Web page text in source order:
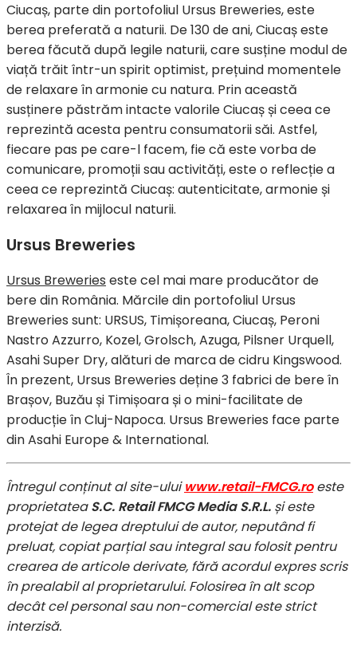
Ciucaș, parte din portofoliul Ursus Breweries, este
berea preferată a naturii. De 130 de ani, Ciucaș este
berea făcută după legile naturii, care susține modul de
viață trăit într-un spirit optimist, prețuind momentele
de relaxare în armonie cu natura. Prin această
susținere păstrăm intacte valorile Ciucaș și ceea ce
reprezintă acesta pentru consumatorii săi. Astfel,
fiecare pas pe care-l facem, fie că este vorba de
comunicare, promoții sau activități, este o reflecție a
ceea ce reprezintă Ciucaș: autenticitate, armonie și
relaxarea în mijlocul naturii.
Ursus Breweries
Ursus Breweries este cel mai mare producător de
bere din România. Mărcile din portofoliul Ursus
Breweries sunt: URSUS, Timișoreana, Ciucaș, Peroni
Nastro Azzurro, Kozel, Grolsch, Azuga, Pilsner Urquell,
Asahi Super Dry, alături de marca de cidru Kingswood.
În prezent, Ursus Breweries deține 3 fabrici de bere în
Brașov, Buzău și Timișoara și o mini-facilitate de
producție în Cluj-Napoca. Ursus Breweries face parte
din Asahi Europe & International.
Întregul conținut al site-uluiwww.retail-FMCG.roeste
proprietateaS.C. Retail FMCG Media S.R.L. și este
protejat de legea dreptului de autor, neputând fi
preluat, copiat parțial sau integral sau folosit pentru
crearea de articole derivate, fără acordul expres scris
în prealabil al proprietarului. Folosirea în alt scop
decât cel personal sau non-comercial este strict
interzisă.